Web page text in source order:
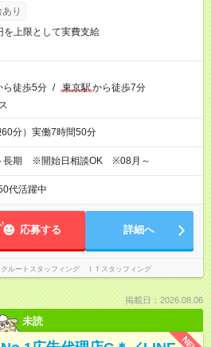
利用可（利用条件有）
り
を上限として実費支給
ら徒歩5分 / 東京駅から徒歩7分
分）実働7時間50分
長期 ※開始日相談OK ※08月～
代活躍中
応募する 詳細へ
クルートスタッフィング ＩＴスタッフィング
掲載日：2026.08.06
未読